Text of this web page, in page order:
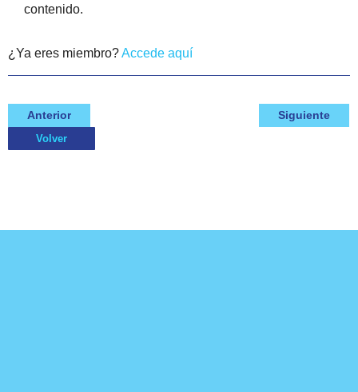
contenido.
¿Ya eres miembro?Accede aquí
Anterior Siguiente
Volver